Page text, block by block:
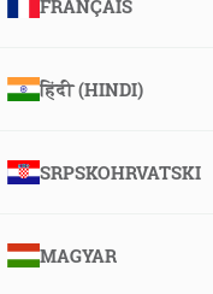
FRANÇAIS
हिंदी (HINDI)
SRPSKOHRVATSKI
MAGYAR